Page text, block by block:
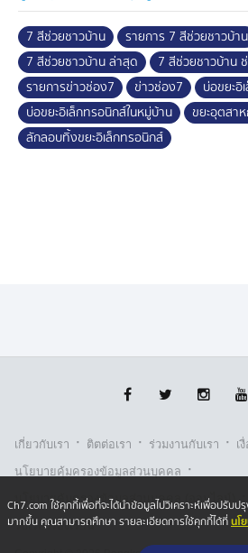
7 สีช่วยชาวบ้าน
รายการ 7 สีช่วยชาวบ้าน
7 สีช่วยชาวบ้าน ล่าสุด
7 สีช่วยชาวบ้าน
รายการข่าวช่อง7
ข่าวช่อง7
บ่อขยะอิ
บ่อขยะอิเล็กทรอนิกส์ในหมู่บ้าน
ขยะอุตสา
ลักลอบทิ้งขยะอิเล็กทรอนิกส์
เกี่ยวกับเรา · ติตต่อเรา · ร่วมงานกับเรา · เ
นโยบายคุ้มครองข้อมูลส่วนบุคคล ·
นโยบายคุ้มครองข้อมูลส่วนบุคคล (ออนไลน์) ·
รับเรื่องร้องเรียน
Ch7.com ใช้คุกกี้เพื่อที่จะได้นำข้อมูลไปวิเคราะห์เพื่อปรับป
มากขึ้น คุณสามารถศึกษา รายละเอียดการใช้คุกกี้ได้ที่นโ